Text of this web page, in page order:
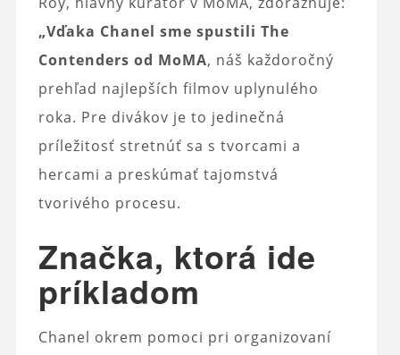
„Vďaka Chanel sme spustili The
Contenders od MoMA, náš každoročný
prehľad najlepších filmov uplynulého
roka. Pre divákov je to jedinečná
príležitosť stretnúť sa s tvorcami a
hercami a preskúmať tajomstvá
tvorivého procesu.
Značka, ktorá ide
príkladom
Chanel okrem pomoci pri organizovaní